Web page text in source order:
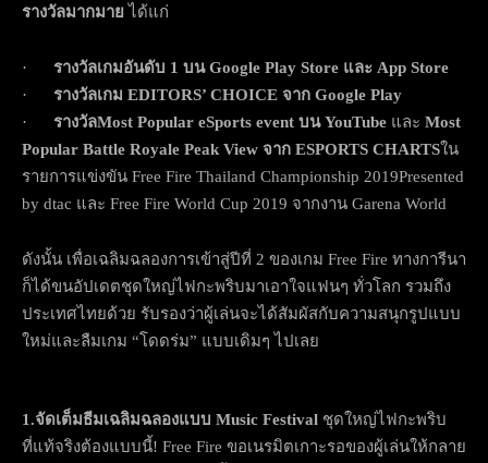
รางวัลมากมาย ได้แก่
· รางวัลเกมอันดับ 1 บน Google Play Store และ App Store
· รางวัลเกม EDITORS’ CHOICE จาก Google Play
· รางวัลMost Popular eSports event บน YouTube และ Most
Popular Battle Royale Peak View จาก ESPORTS CHARTSใน
รายการแข่งขัน Free Fire Thailand Championship 2019Presented
by dtac และ Free Fire World Cup 2019 จากงาน Garena World
ดังนั้น เพื่อเฉลิมฉลองการเข้าสู่ปีที่ 2 ของเกม Free Fire ทางการีนา
ก็ได้ขนอัปเดตชุดใหญ่ไฟกะพริบมาเอาใจแฟนๆ ทั่วโลก รวมถึง
ประเทศไทยด้วย รับรองว่าผู้เล่นจะได้สัมผัสกับความสนุกรูปแบบ
ใหม่และลืมเกม “โดดร่ม” แบบเดิมๆ ไปเลย
1.จัดเต็มธีมเฉลิมฉลองแบบ Music Festival ชุดใหญ่ไฟกะพริบ
ที่แท้จริงต้องแบบนี้! Free Fire ขอเนรมิตเกาะรอของผู้เล่นให้กลาย